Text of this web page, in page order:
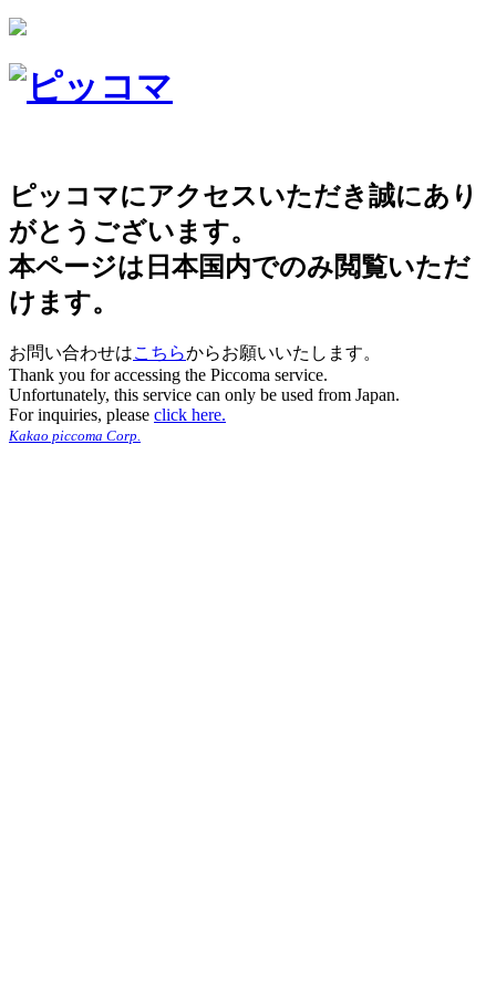
ピッコマにアクセスいただき誠にあり
がとうございます。
本ページは日本国内でのみ閲覧いただ
けます。
お問い合わせはこちらからお願いいたします。
Thank you for accessing the Piccoma service.
Unfortunately, this service can only be used from Japan.
For inquiries, please click here.
Kakao piccoma Corp.